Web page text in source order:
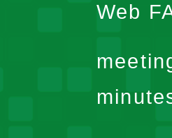
Web